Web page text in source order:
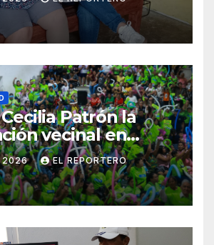
aparatos
Patrón la
vecinal en
suma a comités de
en la prevención
delito
2026 EL REPORTERO